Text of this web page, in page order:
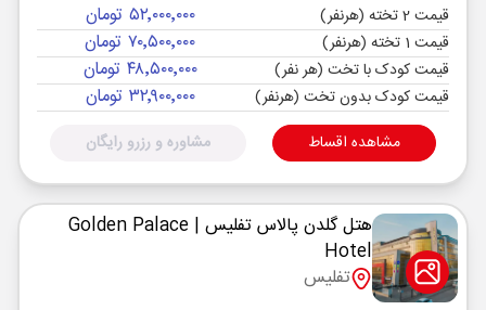
قیمت 2 تخته (هرنفر) ۵۲٬۰۰۰٬۰۰۰ تومان
قیمت 1 تخته (هرنفر) ۷۰٬۵۰۰٬۰۰۰ تومان
قیمت کودک با تخت (هر نفر) ۴۸٬۵۰۰٬۰۰۰ تومان
قیمت کودک بدون تخت (هرنفر) ۳۲٬۹۰۰٬۰۰۰ تومان
مشاهده اقساط مشاوره و رزرو رایگان
هتل گلدن پالاس تفلیس | Golden Palace
Hotel
تفلیس